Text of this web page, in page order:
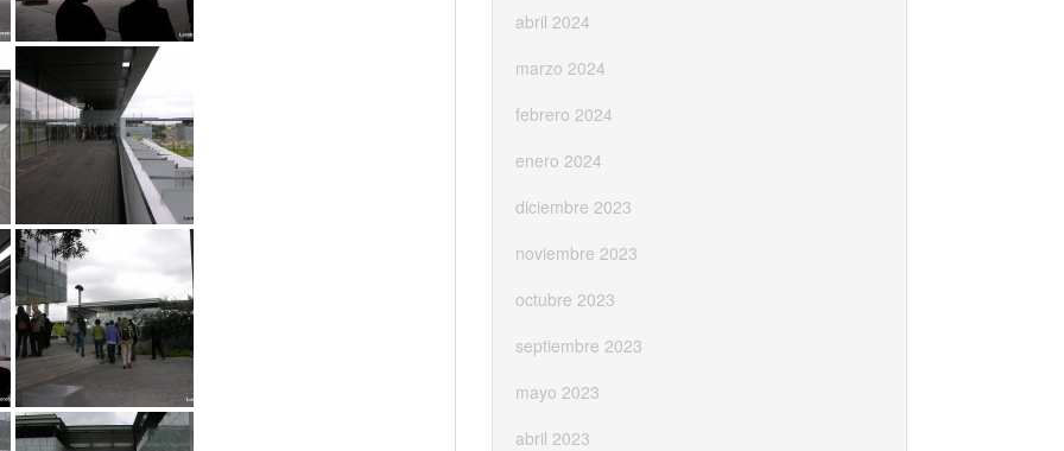
abril 2024
marzo 2024
febrero 2024
enero 2024
diciembre 2023
noviembre 2023
octubre 2023
septiembre 2023
mayo 2023
abril 2023